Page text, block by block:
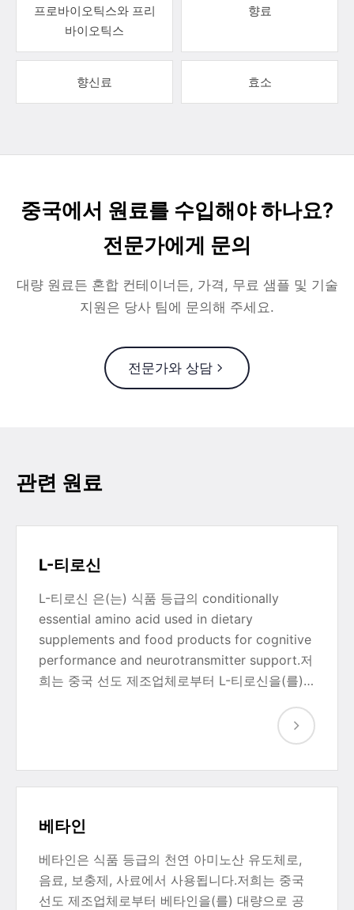
프로바이오틱스와 프리
바이오틱스
향료
향신료 효소
중국에서 원료를 수입해야 하나요?
전문가에게 문의
대량 원료든 혼합 컨테이너든, 가격, 무료 샘플 및 기술
지원은 당사 팀에 문의해 주세요.
전문가와 상담
관련 원료
L-티로신
L-티로신 은(는) 식품 등급의 conditionally
essential amino acid used in dietary
supplements and food products for cognitive
performance and neurotransmitter support.저
희는 중국 선도 제조업체로부터 L-티로신을(를)…
베타인
베타인은 식품 등급의 천연 아미노산 유도체로,
음료, 보충제, 사료에서 사용됩니다.저희는 중국
선도 제조업체로부터 베타인을(를) 대량으로 공